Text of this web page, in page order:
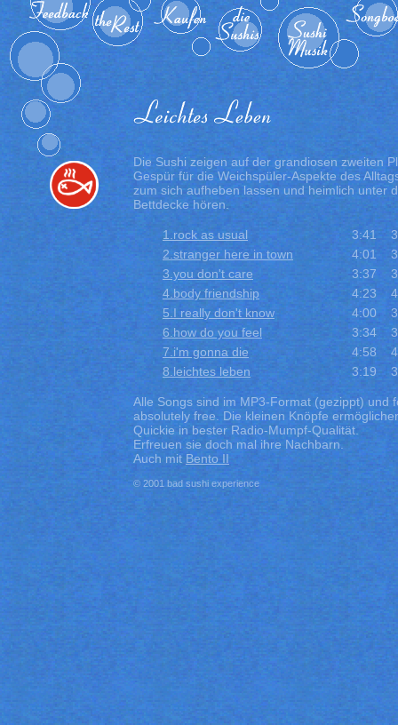
Die Sushi zeigen auf der grandiosen zweiten
Gespür für die Weichspüler-Aspekte des
zum sich aufheben lassen und heimlich unter
Bettdecke hören.
1.rock as usual 3:41
2.stranger here in town
4:01
3.you don't care
3:37
4.body friendship
4:23
5.I really don't know
4:00
6.how do you feel
3:34
7.i'm gonna die
4:58
8.leichtes leben
3:19
Alle Songs sind im MP3-Format (gezippt) und
absolutely free. Die kleinen Knöpfe
Quickie in bester Radio-Mumpf-Qualität.
Erfreuen sie doch mal ihre Nachbarn.
Auch mit Bento II
© 2001 bad sushi experience